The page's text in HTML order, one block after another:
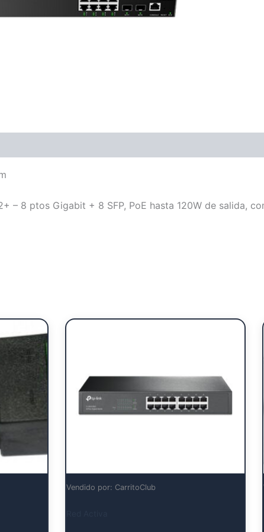
– 8 ptos Gigabit + 8 SFP, PoE hasta 120W de salida,
Vendido por: CarritoClub